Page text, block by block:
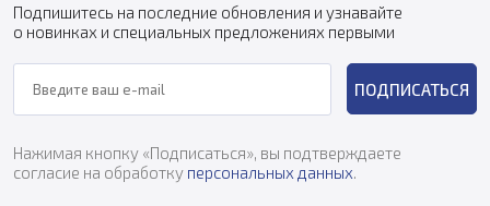
Подпишитесь на последние обновления и узнавайте
о новинках и специальных предложениях первыми
ПОДПИСАТЬСЯ
Нажимая кнопку «Подписаться», вы подтверждаете
согласие на обработку персональных данных.